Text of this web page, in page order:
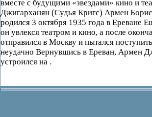
вместе с будущими «звездами» кино и
Джигарханян (Судья Кригс) Армен
родился 3 октября 1935 года в Ереване
он увлекся театром и кино, а после
отправился в Москву и пытался
неудачно Вернувшись в Ереван, Армен
устроился на .